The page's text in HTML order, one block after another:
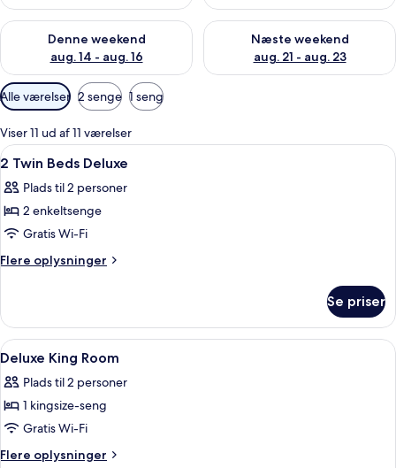
Denne weekend
aug. 14 - aug. 16
Tjek tilgængelighed for denne weekend aug. 14 - aug. 16
Næste weekend
aug. 21 - aug. 23
Tjek tilgængelighed for næste
Tilgængelige
filtre
for
værelser
Alle værelser 2 senge 1 seng
Viser 11 ud af 11 værelser
Indlæs
alle
billeder
af
2
Twin
Et hotelværelse med to senge, en
2
2 Twin Beds Deluxe
Plads til 2 personer
2 enkeltsenge
Gratis Wi-Fi
Flere oplysninger
Flere
Twin
Beds
Deluxe
Se priser
Indlæs
alle
billeder
af
Deluxe
King
Allergivenligt sengetøj, pengeskab
9
Deluxe King Room
Plads til 2 personer
1 kingsize-seng
Gratis Wi-Fi
Flere oplysninger
Flere